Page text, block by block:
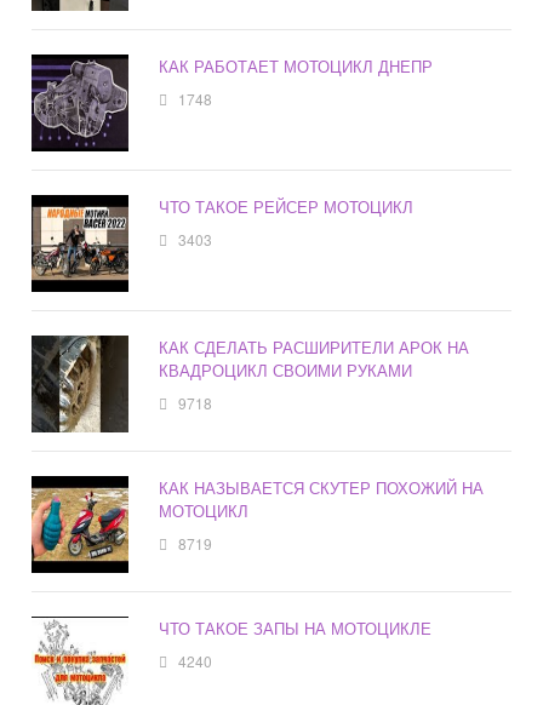
КАК РАБОТАЕТ МОТОЦИКЛ ДНЕПР
1748
ЧТО ТАКОЕ РЕЙСЕР МОТОЦИКЛ
3403
КАК СДЕЛАТЬ РАСШИРИТЕЛИ АРОК НА
КВАДРОЦИКЛ СВОИМИ РУКАМИ
9718
КАК НАЗЫВАЕТСЯ СКУТЕР ПОХОЖИЙ НА
МОТОЦИКЛ
8719
ЧТО ТАКОЕ ЗАПЫ НА МОТОЦИКЛЕ
4240